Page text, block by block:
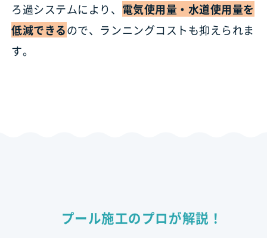
ろ過システムにより、 電気使用量・水道使用量を
低減できるので、ランニングコストも抑えられま
す。
プール施工のプロが解説！